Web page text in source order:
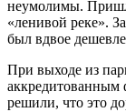
неумолимы.
«ленивой реке».
был вдвое
При выходе из
решили, что это